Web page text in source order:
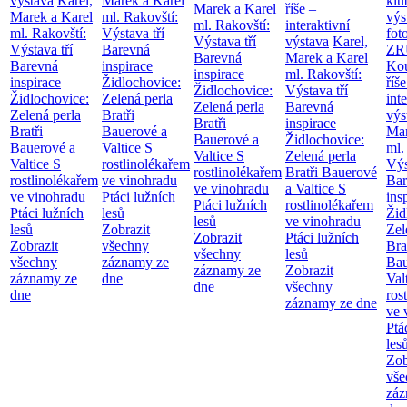
Marek a Karel
ml. Rakovští:
Výstava tří
Barevná
inspirace
Židlochovice:
Zelená perla
Bratři
Bauerové a
Valtice S
rostlinolékařem
ve vinohradu
Ptáci lužních
lesů
Zobrazit
všechny
záznamy ze
dne
ml. Rakovští:
Výstava tří
Barevná
inspirace
Židlochovice:
Zelená perla
Bratři
Bauerové a
Valtice S
rostlinolékařem
ve vinohradu
Ptáci lužních
lesů
Zobrazit
všechny
záznamy ze
dne
Marek a Karel
ml. Rakovští:
Výstava tří
Barevná
inspirace
Židlochovice:
Zelená perla
Bratři
Bauerové a
Valtice S
rostlinolékařem
ve vinohradu
Ptáci lužních
lesů
Zobrazit
všechny
záznamy ze
dne
říše –
interaktivní
výstava Karel,
Marek a Karel
ml. Rakovští:
Výstava tří
Barevná
inspirace
Židlochovice:
Zelená perla
Bratři Bauerové
a Valtice S
rostlinolékařem
ve vinohradu
Ptáci lužních
lesů
Zobrazit
všechny
záznamy ze dne
ml.
ve